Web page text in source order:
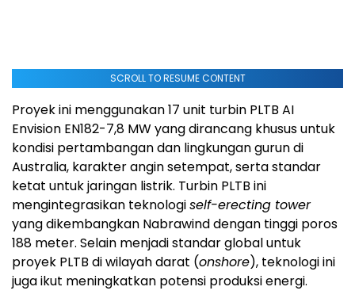
SCROLL TO RESUME CONTENT
Proyek ini menggunakan 17 unit turbin PLTB AI
Envision EN182-7,8 MW yang dirancang khusus untuk
kondisi pertambangan dan lingkungan gurun di
Australia, karakter angin setempat, serta standar
ketat untuk jaringan listrik. Turbin PLTB ini
mengintegrasikan teknologiself-erecting tower
yang dikembangkan Nabrawind dengan tinggi poros
188 meter. Selain menjadi standar global untuk
proyek PLTB di wilayah darat (onshore), teknologi ini
juga ikut meningkatkan potensi produksi energi.